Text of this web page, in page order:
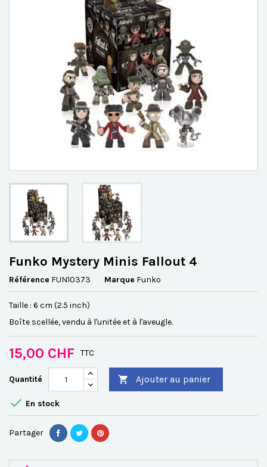
Funko Mystery Minis Fallout 4
Référence FUN10373 Marque Funko
Taille : 6 cm (2.5 inch)
Boîte scellée, vendu à l'unitée et à l'aveugle.
15,00 CHF TTC
Quantité  Ajouter au panier
 En stock
Partager